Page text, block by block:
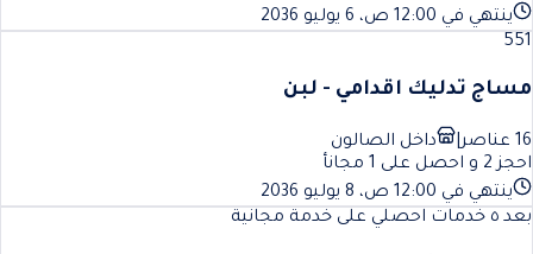
ينتهي في 12:00 ص، 6 يوليو 2036
551
مساج تدليك اقدامي - لبن
16 عناصر |
داخل الصالون
احجز 2 و احصل على 1 مجانأ
ينتهي في 12:00 ص، 8 يوليو 2036
بعد ٥ خدمات احصلي على خدمة مجانية